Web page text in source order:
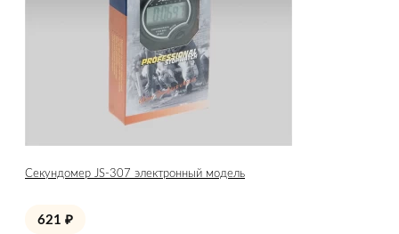
Секундомер JS-307 электронный модель
621 ₽